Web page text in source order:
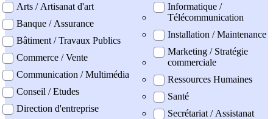
Arts / Artisanat d'art
Banque / Assurance
Bâtiment / Travaux Publics
Commerce / Vente
Communication / Multimédia
Conseil / Etudes
Direction d'entreprise
Informatique /
Télécommunication
Installation / Maintenance
Marketing / Stratégie
commerciale
Ressources Humaines
Santé
Secrétariat / Assistanat